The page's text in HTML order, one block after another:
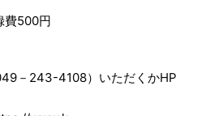
500円
－243-4108）いただくかHP